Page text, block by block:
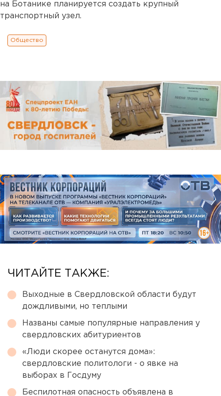
на Ботанике планируется создать крупный
транспортный узел.
Общество
ЧИТАЙТЕ ТАКЖЕ:
Выходные в Свердловской области будут
дождливыми, но теплыми
Названы самые популярные направления у
свердловских абитуриентов
«Люди скорее останутся дома»:
свердловские политологи - о явке на
выборах в Госдуму
Беспилотная опасность объявлена в